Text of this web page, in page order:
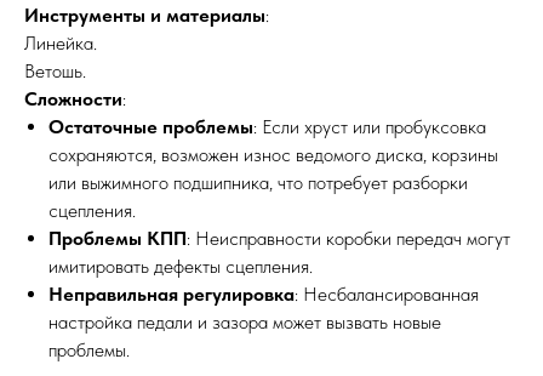
Инструменты и материалы:
Линейка.
Ветошь.
Сложности:
Остаточные проблемы: Если хруст или пробуксовка
сохраняются, возможен износ ведомого диска, корзины
или выжимного подшипника, что потребует разборки
сцепления.
Проблемы КПП: Неисправности коробки передач могут
имитировать дефекты сцепления.
Неправильная регулировка: Несбалансированная
настройка педали и зазора может вызвать новые
проблемы.